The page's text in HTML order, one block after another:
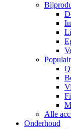
Populair
Alle
Onderhoud